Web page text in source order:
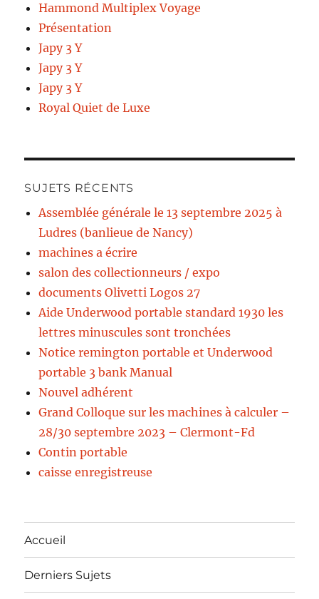
Hammond Multiplex Voyage
Présentation
Japy 3 Y
Japy 3 Y
Japy 3 Y
Royal Quiet de Luxe
SUJETS RÉCENTS
Assemblée générale le 13 septembre 2025 à
Ludres (banlieue de Nancy)
machines a écrire
salon des collectionneurs / expo
documents Olivetti Logos 27
Aide Underwood portable standard 1930 les
lettres minuscules sont tronchées
Notice remington portable et Underwood
portable 3 bank Manual
Nouvel adhérent
Grand Colloque sur les machines à calculer –
28/30 septembre 2023 – Clermont-Fd
Contin portable
caisse enregistreuse
Accueil
Derniers Sujets